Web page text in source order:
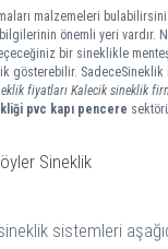
malzemeleri
önemli yeri
bir sineklikle
gösterebilir.
fiyatları Kalecik sineklik
pvc kapı pencere
Sineklik
sistemleri